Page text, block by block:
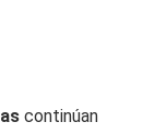
continúan